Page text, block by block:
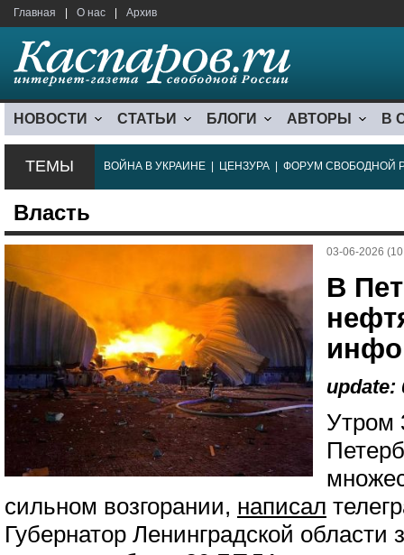
Главная О нас Архив
НОВОСТИ СТАТЬИ БЛОГИ АВТОРЫ В
ТЕМЫ ВОЙНА В УКРАИНЕ ЦЕНЗУРА ФОРУМ СВОБОДНОЙ
Власть
03-06-2026
В
update:
Утром
сильном возгорании, написал
Губернатор Ленинградской области